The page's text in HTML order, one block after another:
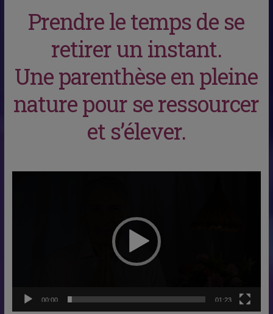
Prendre le temps de se
retirer un instant.
Une parenthèse en pleine
nature pour se ressourcer
et s’élever.
00:00 01:23